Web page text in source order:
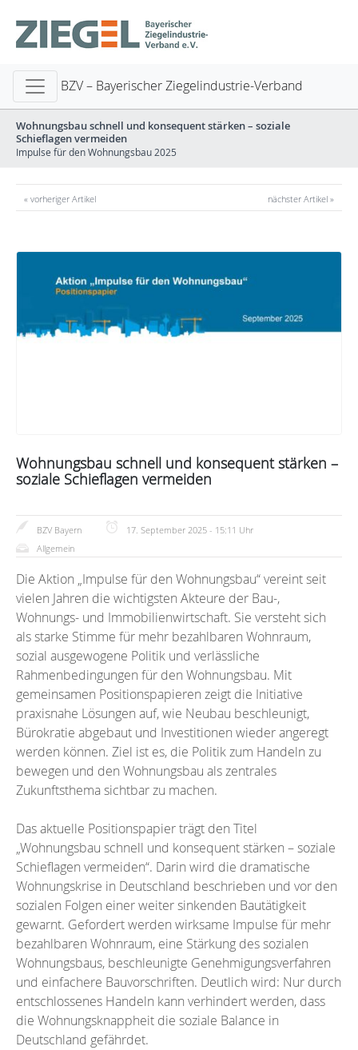
BZV – Bayerischer Ziegelindustrie-Verband
Wohnungsbau schnell und konsequent stärken – soziale
Schieflagen vermeiden
Impulse für den Wohnungsbau 2025
« vorheriger Artikel nächster Artikel »
Wohnungsbau schnell und konsequent stärken –
soziale Schieflagen vermeiden
BZV Bayern
17. September 2025 - 15:11 Uhr
Allgemein
Die Aktion „Impulse für den Wohnungsbau“ vereint seit
vielen Jahren die wichtigsten Akteure der Bau-,
Wohnungs- und Immobilienwirtschaft. Sie versteht sich
als starke Stimme für mehr bezahlbaren Wohnraum,
sozial ausgewogene Politik und verlässliche
Rahmenbedingungen für den Wohnungsbau. Mit
gemeinsamen Positionspapieren zeigt die Initiative
praxisnahe Lösungen auf, wie Neubau beschleunigt,
Bürokratie abgebaut und Investitionen wieder angeregt
werden können. Ziel ist es, die Politik zum Handeln zu
bewegen und den Wohnungsbau als zentrales
Zukunftsthema sichtbar zu machen.
Das aktuelle Positionspapier trägt den Titel
„Wohnungsbau schnell und konsequent stärken – soziale
Schieflagen vermeiden“. Darin wird die dramatische
Wohnungskrise in Deutschland beschrieben und vor den
sozialen Folgen einer weiter sinkenden Bautätigkeit
gewarnt. Gefordert werden wirksame Impulse für mehr
bezahlbaren Wohnraum, eine Stärkung des sozialen
Wohnungsbaus, beschleunigte Genehmigungsverfahren
und einfachere Bauvorschriften. Deutlich wird: Nur durch
entschlossenes Handeln kann verhindert werden, dass
die Wohnungsknappheit die soziale Balance in
Deutschland gefährdet.